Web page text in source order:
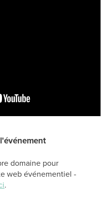
domaine pour
web événementiel -
.